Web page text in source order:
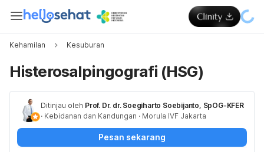
Kehamilan Kesuburan
Histerosalpingografi (HSG)
Ditinjau oleh Prof. Dr. dr. Soegiharto Soebijanto, SpOG-KFER
· Kebidanan dan Kandungan · Morula IVF Jakarta
Pesan sekarang